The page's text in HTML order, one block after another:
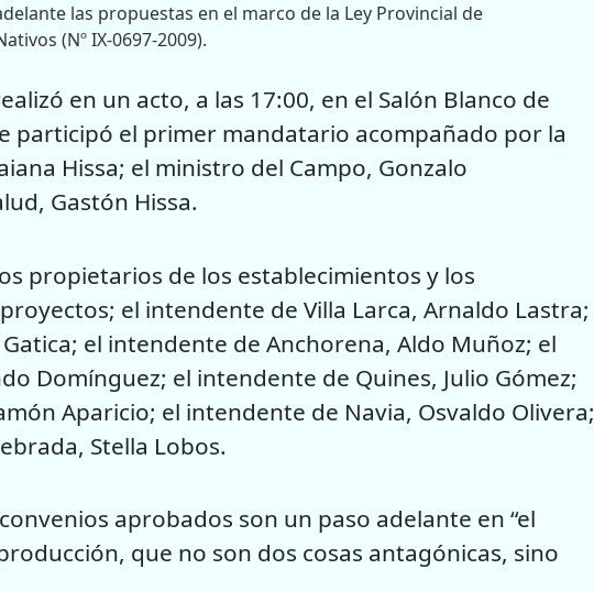
las propuestas en el marco de la Ley Provincial de
(Nº IX-0697-2009).
en un acto, a las 17:00, en el Salón Blanco de
participó el primer mandatario acompañado por la
Hissa; el ministro del Campo, Gonzalo
Gastón Hissa.
propietarios de los establecimientos y los
el intendente de Villa Larca, Arnaldo Lastra;
el intendente de Anchorena, Aldo Muñoz; el
Domínguez; el intendente de Quines, Julio Gómez;
Aparicio; el intendente de Navia, Osvaldo Olivera;
Stella Lobos.
aprobados son un paso adelante en “el
que no son dos cosas antagónicas, sino